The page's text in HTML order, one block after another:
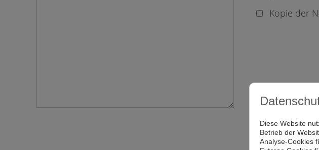
Kopie der
Diese Website
Betrieb der
Analyse-Cookies